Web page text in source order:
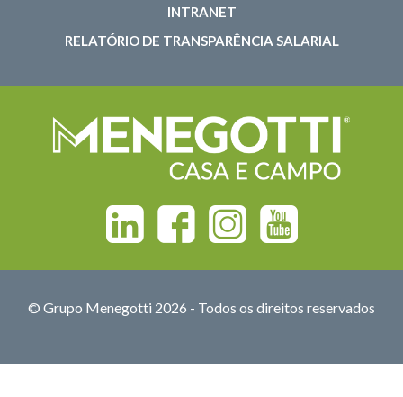
INTRANET
RELATÓRIO DE TRANSPARÊNCIA SALARIAL
Linkedin FacebookInstagramYoutube
© Grupo Menegotti 2026 - Todos os direitos reservados